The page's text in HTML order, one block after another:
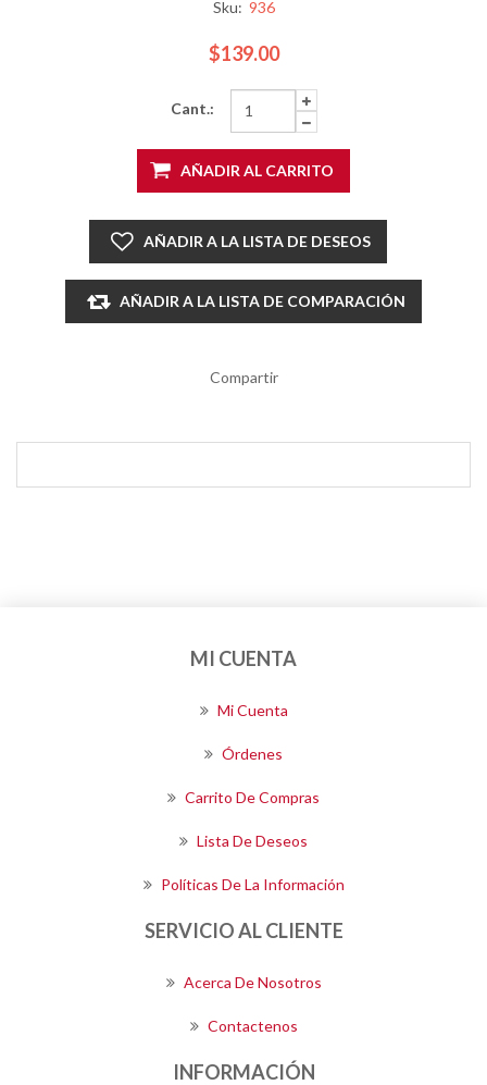
Sku: 936
$139.00
Cant.:
AÑADIR AL CARRITO
AÑADIR A LA LISTA DE DESEOS
AÑADIR A LA LISTA DE COMPARACIÓN
Compartir
MI CUENTA
Mi Cuenta
Órdenes
Carrito De Compras
Lista De Deseos
Políticas De La Información
SERVICIO AL CLIENTE
Acerca De Nosotros
Contactenos
INFORMACIÓN